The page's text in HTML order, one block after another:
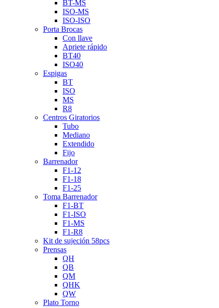
BT-MS
ISO-MS
ISO-ISO
Porta Brocas
Con llave
Apriete rápido
BT40
ISO40
Espigas
BT
ISO
MS
R8
Centros Giratorios
Tubo
Mediano
Extendido
Fijo
Barrenador
F1-12
F1-18
F1-25
Toma Barrenador
F1-BT
F1-ISO
F1-MS
F1-R8
Kit de sujeción 58pcs
Prensas
QH
QB
QM
QHK
QW
Plato Torno